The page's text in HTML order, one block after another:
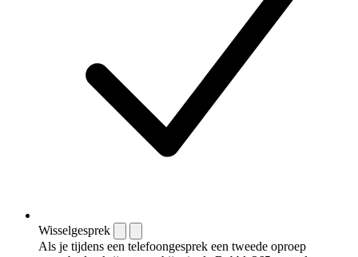
Wisselgesprek
Als je tijdens een telefoongesprek een tweede oproep